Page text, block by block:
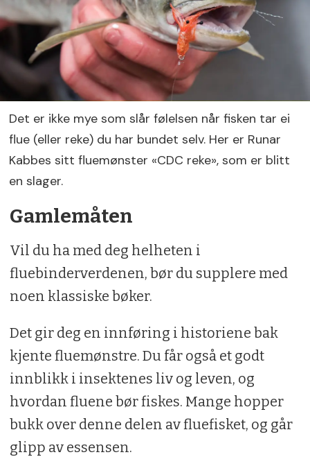
Det er ikke mye som slår følelsen når fisken tar ei
flue (eller reke) du har bundet selv. Her er Runar
Kabbes sitt fluemønster «CDC reke», som er blitt
en slager.
Gamlemåten
Vil du ha med deg helheten i
fluebinderverdenen, bør du supplere med
noen klassiske bøker.
Det gir deg en innføring i historiene bak
kjente fluemønstre. Du får også et godt
innblikk i insektenes liv og leven, og
hvordan fluene bør fiskes. Mange hopper
bukk over denne delen av fluefisket, og går
glipp av essensen.